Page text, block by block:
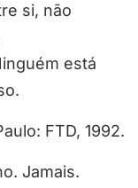
si, não
está
FTD, 1992.
Jamais.